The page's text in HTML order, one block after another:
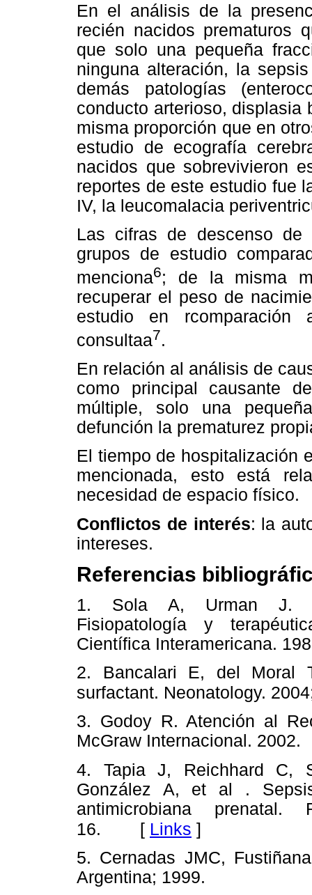
En el análisis de la
recién nacidos prematuros
que solo una pequeña
ninguna alteración, la
demás patologías
conducto arterioso, displasia
misma proporción que en
estudio de ecografía
nacidos que sobrevivieron
reportes de este estudio fue
IV, la leucomalacia
Las cifras de descenso
grupos de estudio
menciona6; de la misma
recuperar el peso de
estudio en
consultaa7.
En relación al análisis de
como principal causante
múltiple, solo una
defunción la prematurez
El tiempo de hospitalización
mencionada, esto está
necesidad de espacio físico.
Conflictos de interés: la
intereses.
Referencias
1. Sola A, Urman J.
Fisiopatología y
Científica Interamericana.
2. Bancalari E, del Moral
surfactant. Neonatology.
3. Godoy R. Atención al
McGraw Internacional. 2002.
4. Tapia J, Reichhard C,
González A, et al .
antimicrobiana prenatal.
16. [ Links ]
5. Cernadas JMC,
Argentina; 1999.